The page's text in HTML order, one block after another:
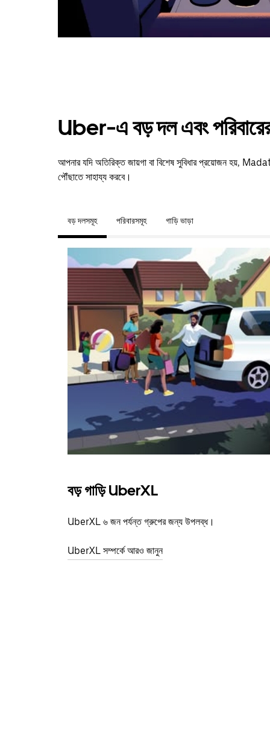
Uber-এ বড় দল এবং
আপনার যদি অতিরিক্ত জায়গা বা বিশেষ সুবিধার প্রয়োজন হয়,
পৌঁছাতে সাহায্য করবে।
বড় দলসমূহ পরিবারসমূহ গাড়ি ভাড়া
বড় গাড়ি UberXL
UberXL ৬ জন পর্যন্ত গ্রুপের জন্য উপলব্ধ।
UberXL সম্পর্কে আরও জানুন